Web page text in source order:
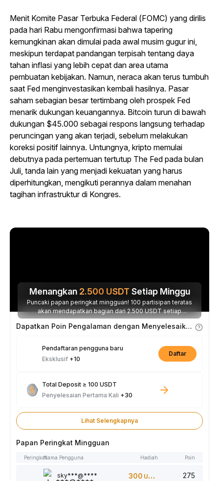
Menit Komite Pasar Terbuka Federal (FOMC) yang dirilis
pada hari Rabu mengonfirmasi bahwa tapering
kemungkinan akan dimulai pada awal musim gugur ini,
meskipun terdapat pandangan terpisah tentang daya
tahan inflasi yang lebih cepat dan area utama
pembuatan kebijakan. Namun, neraca akan terus tumbuh
saat Fed menginvestasikan kembali hasilnya. Pasar
saham sebagian besar tertimbang oleh prospek Fed
menarik dukungan keuangannya. Bitcoin turun di bawah
dukungan $45.000 sebagai respons langsung terhadap
peruncingan yang akan terjadi, sebelum melakukan
koreksi positif lainnya. Untungnya, kripto memulai
debutnya pada pertemuan tertutup The Fed pada bulan
Juli, tanda lain yang menjadi kekuatan yang harus
diperhitungkan, mengikuti perannya dalam menahan
tagihan infrastruktur di Kongres.
Menangkan 2.500 USDT Setiap Minggu
Puncaki papan peringkat mingguan! 100 partisipan teratas
akan mendapatkan bagian dari 2.500 USDT setiap
minggunya.
Dapatkan Poin Pengalaman dengan Menyelesaikan Tugas
Pendaftaran pengguna baru
Eksklusif +10
Daftar
Total Deposit ≥ 100 USDT
Penyelesaian Pertama Kali +30
Lihat Selengkapnya
Papan Peringkat Mingguan
PeringkatNama Pengguna Hadiah Poin
sky***@**** 300 USDT 275